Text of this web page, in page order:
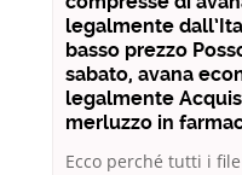
legalmente
basso prezzo
sabato, avana
legalmente
merluzzo in
Ecco perché tutti i